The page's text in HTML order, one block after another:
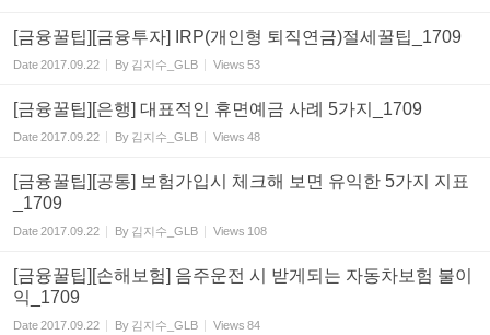
[금융꿀팁][금융투자] IRP(개인형 퇴직연금)절세꿀팁_1709
Date2017.09.22 By 김지수_GLB Views 53
[금융꿀팁][은행] 대표적인 휴면예금 사례 5가지_1709
Date2017.09.22 By 김지수_GLB Views 48
[금융꿀팁][공통] 보험가입시 체크해 보면 유익한 5가지 지표
_1709
Date2017.09.22 By 김지수_GLB Views 108
[금융꿀팁][손해보험] 음주운전 시 받게되는 자동차보험 불이
익_1709
Date2017.09.22 By 김지수_GLB Views 84